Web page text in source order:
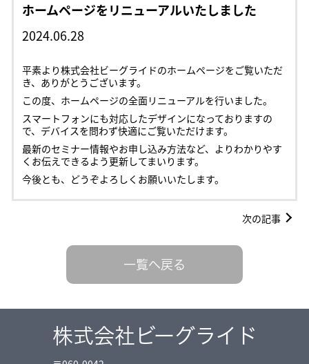
ホームページをリニューアルいたしました
2024.06.28
平素より株式会社ビーグライドのホームページをご覧いただ
き、ありがとうございます。
この度、ホームページの全面リニューアルを行いました。
スマートフォンにも対応したデザインになっておりますの
で、デバイスを問わず快適にご覧いただけます。
最新のセミナー情報やお申し込み方法など、よりわかりやす
くお伝えできるよう更新してまいります。
今後とも、どうぞよろしくお願いいたします。
一覧へ戻る
次の記事
株式会社ビーグライド